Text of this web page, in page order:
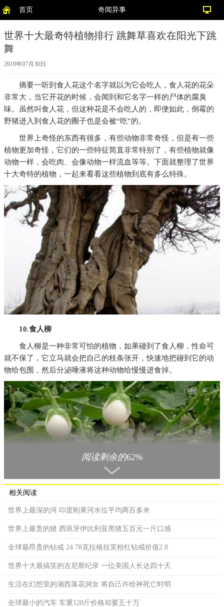
首页 奇闻异事
世界十大最奇特植物排行 跳舞草喜欢在阳光下跳
舞
2019年07月30日
摘要一听到食人花这个名字就以为它会吃人，食人花的花朵
非常大，当它开花的时候，会闻到和它名字一样的尸体的腐臭
味。虽然叫食人花，但这种花是不会吃人的，即便如此，倒霉的
野猪进入到食人花的圈子也是会被“吃”的。
世界上奇怪的东西有很多，有些动物非常奇怪，但是有一些
植物更加奇怪，它们的一些特征简直非常特别了，有些植物就像
动物一样，会吃肉、会像动物一样流血等等。下面就整理了世界
十大奇特的植物，一起来看看这些植物到底有多么特殊。
10.食人柳
食人柳是一种非常可怕的植物，如果碰到了食人柳，性命可
就不保了，它立马就会把自己的枝条张开，快速地把碰到它的动
物给包围，然后分泌唾液将这种动物给慢慢进食掉。
9.蛋树
因为长出来的果实外形酷似一颗偌大的蛋，所以这种植物才
有了蛋树的称呼，果实的颜色有黄色和白色两种，摸起来很是顺
阅读剩余的62%
相关阅读
世界上最深的河 印度刚果河水位平均两百多米
世界上最贵的猪 西班牙伊比利亚黑猪五百元一斤口感
全球最昂贵的钻戒 24.78克拉格拉芙粉红钻戒价值2.8
世界十大最搞笑的吉尼斯纪录 一位美国人长达四十天
生活在幻想里的湘西落花洞女 将自己许给神死亡时明
全球最小的汽车 车重120斤价格却要五十万